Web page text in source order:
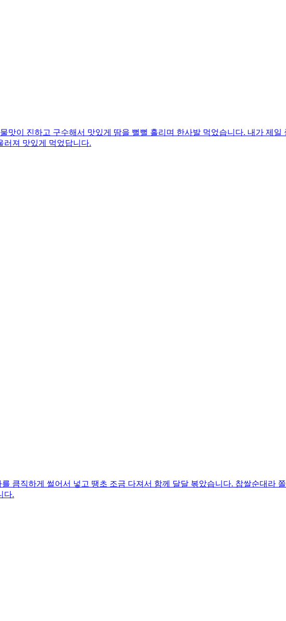
맛이 진하고 구수해서 맛있게 땀을 뻘뻘 흘리며 한사발 먹었습니다. 내가 제
러져 맛있게 먹었답니다.
큼직하게 썰어서 넣고 땡초 조금 다져서 함께 달달 볶았습니다. 찹쌀순대라
다.